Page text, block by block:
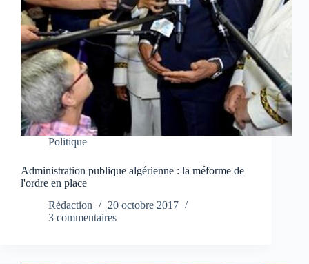
Politique
Administration publique algérienne : la méforme de
l'ordre en place
Rédaction
20 octobre 2017
3 commentaires